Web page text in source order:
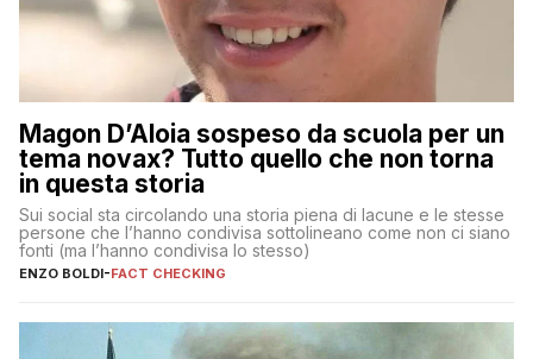
Magon D’Aloia sospeso da scuola per un
tema novax? Tutto quello che non torna
in questa storia
Sui social sta circolando una storia piena di lacune e le stesse
persone che l’hanno condivisa sottolineano come non ci siano
fonti (ma l’hanno condivisa lo stesso)
ENZO BOLDI-FACT CHECKING